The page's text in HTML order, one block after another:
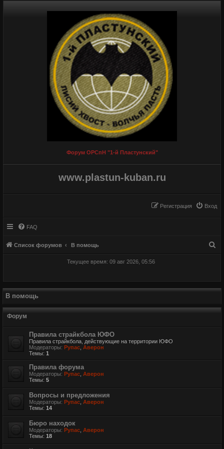
Форум ОРСпН "1-й Пластунский"
www.plastun-kuban.ru
Вход
Регистрация
FAQ
Список форумов В помощь
Текущее время: 09 авг 2026, 05:56
В помощь
Форум
Правила страйкбола ЮФО
Правила страйкбола, действующие на территории ЮФО
Модераторы: Рупас Аверон
Темы: 1
Правила форума
Модераторы: Рупас Аверон
Темы: 5
Вопросы и предложения
Модераторы: Рупас Аверон
Темы: 14
Бюро находок
Модераторы: Рупас Аверон
Темы: 18